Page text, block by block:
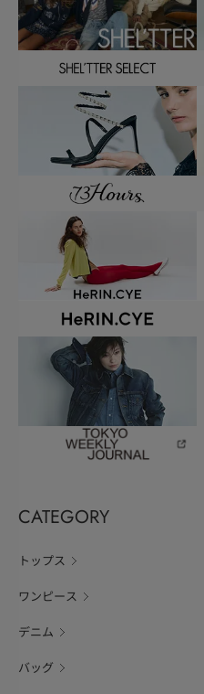
CATEGORY
トップス
ワンピース
デニム
バッグ